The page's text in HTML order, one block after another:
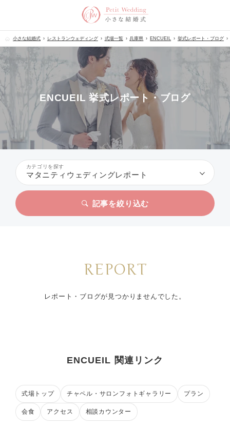
小さな結婚式 レストランウェディング 式場一覧 兵庫県 ENCUEIL 挙式レポート・ブログ
ENCUEIL 挙式レポート・ブログ
カテゴリを探す
マタニティウェディングレポート
記事を絞り込む
REPORT
レポート・ブログが見つかりませんでした。
ENCUEIL 関連リンク
式場トップ チャペル・サロンフォトギャラリー プラン
会食 アクセス 相談カウンター